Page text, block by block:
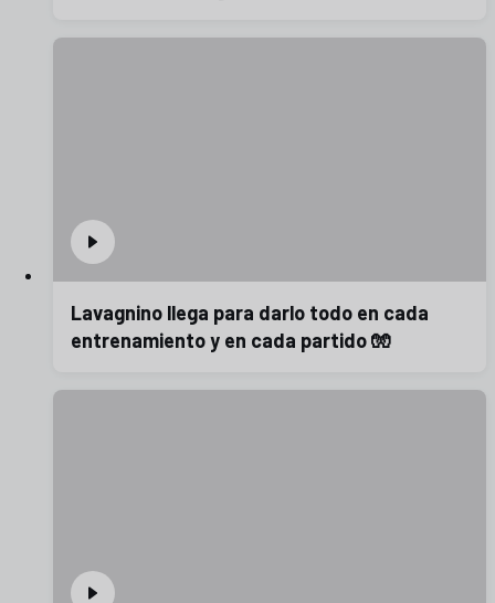
Lavagnino llega para darlo todo en cada
entrenamiento y en cada partido 🧤